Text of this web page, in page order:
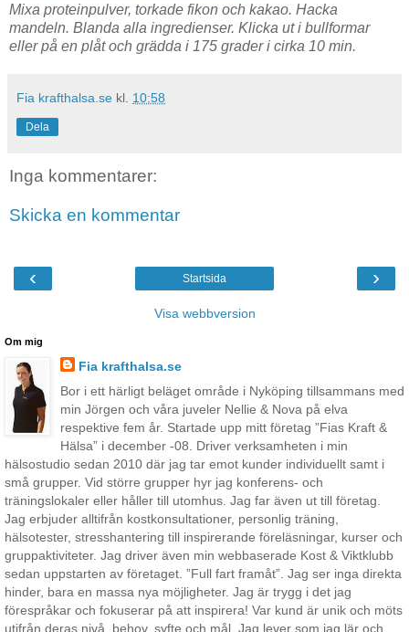
Mixa proteinpulver, torkade fikon och kakao. Hacka
mandeln. Blanda alla ingredienser. Klicka ut i bullformar
eller på en plåt och grädda i 175 grader i cirka 10 min.
Fia krafthalsa.se kl. 10:58
Dela
Inga kommentarer:
Skicka en kommentar
‹ ›
Startsida
Visa webbversion
Om mig
Fia krafthalsa.se
Bor i ett härligt beläget område i Nyköping tillsammans med
min Jörgen och våra juveler Nellie & Nova på elva
respektive fem år. Startade upp mitt företag ”Fias Kraft &
Hälsa” i december -08. Driver verksamheten i min
hälsostudio sedan 2010 där jag tar emot kunder individuellt samt i
små grupper. Vid större grupper hyr jag konferens- och
träningslokaler eller håller till utomhus. Jag far även ut till företag.
Jag erbjuder alltifrån kostkonsultationer, personlig träning,
hälsotester, stresshantering till inspirerande föreläsningar, kurser och
gruppaktiviteter. Jag driver även min webbaserade Kost & Viktklubb
sedan uppstarten av företaget. ”Full fart framåt”. Jag ser inga direkta
hinder, bara en massa nya möjligheter. Jag är trygg i det jag
förespråkar och fokuserar på att inspirera! Var kund är unik och möts
utifrån deras nivå, behov, syfte och mål. Jag lever som jag lär och